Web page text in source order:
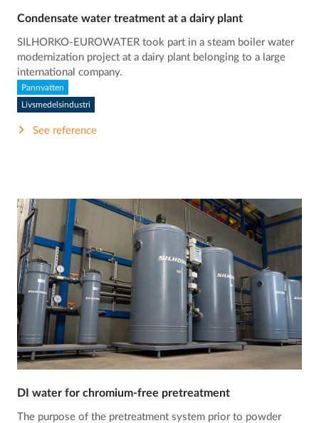
Condensate water treatment at a dairy plant
SILHORKO-EUROWATER took part in a steam boiler water
modernization project at a dairy plant belonging to a large
international company.
Pannvatten
Livsmedelsindustri
See reference
DI water for chromium-free pretreatment
The purpose of the pretreatment system prior to powder